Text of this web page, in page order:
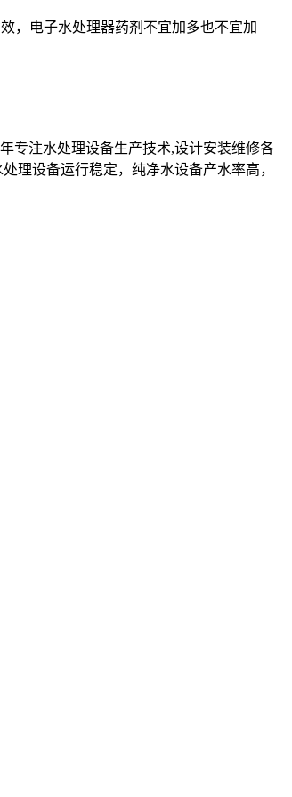
，电子水处理器药剂不宜加多也不宜加
专注水处理设备生产技术,设计安装维修各
理设备运行稳定，纯净水设备产水率高，